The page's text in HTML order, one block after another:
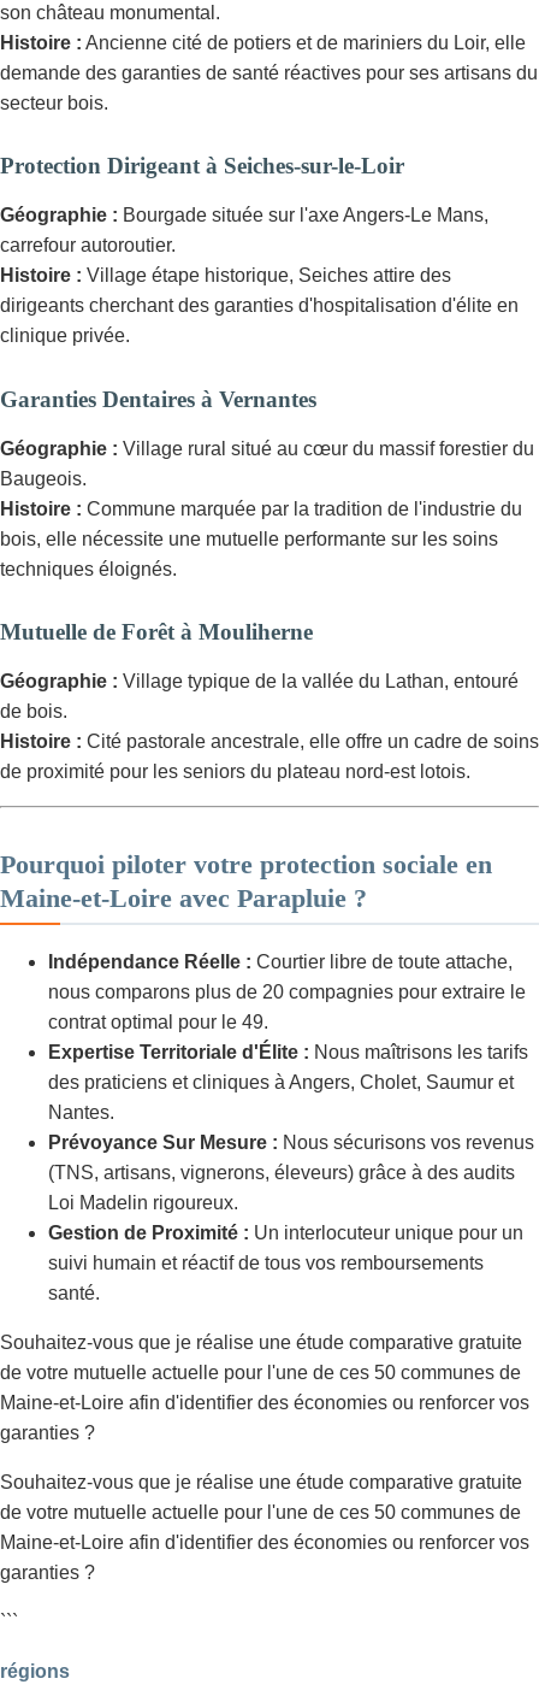
son château monumental.
Histoire : Ancienne cité de potiers et de mariniers du Loir, elle
demande des garanties de santé réactives pour ses artisans du
secteur bois.
Protection Dirigeant à Seiches-sur-le-Loir
Géographie : Bourgade située sur l'axe Angers-Le Mans,
carrefour autoroutier.
Histoire : Village étape historique, Seiches attire des
dirigeants cherchant des garanties d'hospitalisation d'élite en
clinique privée.
Garanties Dentaires à Vernantes
Géographie : Village rural situé au cœur du massif forestier du
Baugeois.
Histoire : Commune marquée par la tradition de l'industrie du
bois, elle nécessite une mutuelle performante sur les soins
techniques éloignés.
Mutuelle de Forêt à Mouliherne
Géographie : Village typique de la vallée du Lathan, entouré
de bois.
Histoire : Cité pastorale ancestrale, elle offre un cadre de soins
de proximité pour les seniors du plateau nord-est lotois.
Pourquoi piloter votre protection sociale en
Maine-et-Loire avec Parapluie ?
Indépendance Réelle : Courtier libre de toute attache,
nous comparons plus de 20 compagnies pour extraire le
contrat optimal pour le 49.
Expertise Territoriale d'Élite : Nous maîtrisons les tarifs
des praticiens et cliniques à Angers, Cholet, Saumur et
Nantes.
Prévoyance Sur Mesure : Nous sécurisons vos revenus
(TNS, artisans, vignerons, éleveurs) grâce à des audits
Loi Madelin rigoureux.
Gestion de Proximité : Un interlocuteur unique pour un
suivi humain et réactif de tous vos remboursements
santé.
Souhaitez-vous que je réalise une étude comparative gratuite
de votre mutuelle actuelle pour l'une de ces 50 communes de
Maine-et-Loire afin d'identifier des économies ou renforcer vos
garanties ?
Souhaitez-vous que je réalise une étude comparative gratuite
de votre mutuelle actuelle pour l'une de ces 50 communes de
Maine-et-Loire afin d'identifier des économies ou renforcer vos
garanties ?
```
régions